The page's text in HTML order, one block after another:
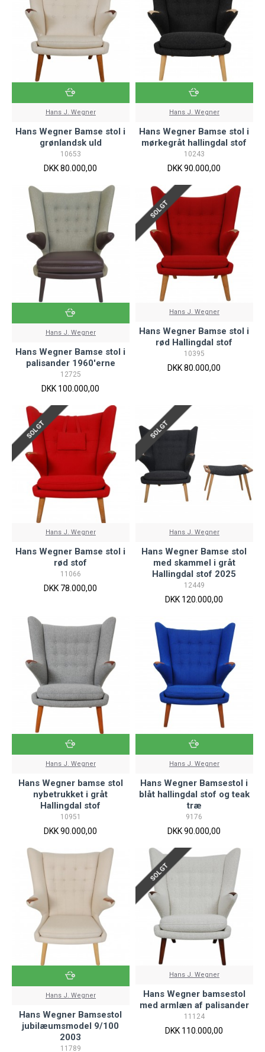
Hans J. Wegner
Hans Wegner Bamse stol i
grønlandsk uld
10653
DKK 80.000,00
Hans J. Wegner
Hans Wegner Bamse stol i
mørkegråt hallingdal stof
10243
DKK 90.000,00
Hans J. Wegner
Hans Wegner Bamse stol i
palisander 1960'erne
12725
DKK 100.000,00
SOLGT
Hans J. Wegner
Hans Wegner Bamse stol i
rød Hallingdal stof
10395
DKK 80.000,00
SOLGT
Hans J. Wegner
Hans Wegner Bamse stol i
rød stof
11066
DKK 78.000,00
SOLGT
Hans J. Wegner
Hans Wegner Bamse stol
med skammel i gråt
Hallingdal stof 2025
12449
DKK 120.000,00
Hans J. Wegner
Hans Wegner bamse stol
nybetrukket i gråt
Hallingdal stof
10951
DKK 90.000,00
Hans J. Wegner
Hans Wegner Bamsestol i
blåt hallingdal stof og teak
træ
9176
DKK 90.000,00
Hans J. Wegner
Hans Wegner Bamsestol
jubilæumsmodel 9/100
2003
11789
SOLGT
Hans J. Wegner
Hans Wegner bamsestol
med armlæn af palisander
11124
DKK 110.000,00